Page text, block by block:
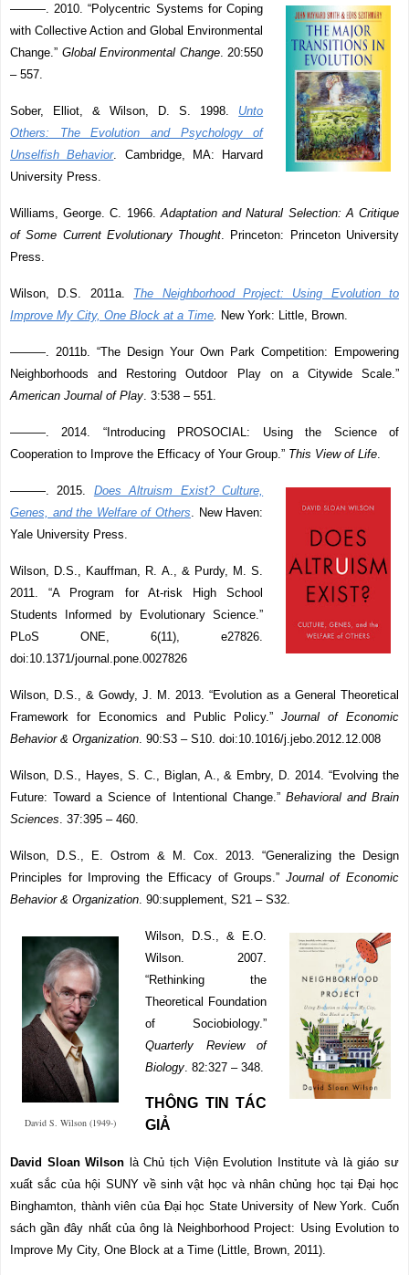
———. 2010. “Polycentric Systems for Coping
with Collective Action and Global Environmental
Change.” Global Environmental Change. 20:550
– 557.
Sober, Elliot, & Wilson, D. S. 1998. Unto
Others: The Evolution and Psychology of
Unselfish Behavior. Cambridge, MA: Harvard
University Press.
Williams, George. C. 1966. Adaptation and Natural Selection: A Critique
of Some Current Evolutionary Thought . Princeton: Princeton University
Press.
Wilson, D.S. 2011a. The Neighborhood Project: Using Evolution to
Improve My City, One Block at a Time
New York: Little, Brown.
———. 2011b. “The Design Your Own Park Competition: Empowering
Neighborhoods and Restoring Outdoor Play on a Citywide Scale.”
American Journal of Play . 3:538 – 551.
———. 2014. “Introducing PROSOCIAL: Using the Science of
Cooperation to Improve the Efficacy of Your Group.” This View of Life
———. 2015. Does Altruism Exist? Culture,
Genes, and the Welfare of Others . New Haven:
Yale University Press.
Wilson, D.S., Kauffman, R. A., & Purdy, M. S.
2011. “A Program for At-risk High School
Students Informed by Evolutionary Science.”
PLoS ONE, 6(11), e27826.
doi:10.1371/journal.pone.0027826
Wilson, D.S., & Gowdy, J. M. 2013. “Evolution as a General Theoretical
Framework for Economics and Public Policy.”Journal of Economic
Behavior & Organization . 90:S3 – S10. doi:10.1016/j.jebo.2012.12.008
Wilson, D.S., Hayes, S. C., Biglan, A., & Embry, D. 2014. “Evolving the
Future: Toward a Science of Intentional Change.” Behavioral and Brain
Sciences . 37:395 – 460.
Wilson, D.S., E. Ostrom & M. Cox. 2013. “Generalizing the Design
Principles for Improving the Efficacy of Groups.” Journal of Economic
Behavior & Organization . 90:supplement, S21 – S32.
David S. Wilson (1949-)
Wilson, D.S., & E.O.
Wilson. 2007.
“Rethinking the
Theoretical Foundation
of Sociobiology.”
Quarterly Review of
Biology. 82:327 – 348.
THÔNG TIN TÁC
GIẢ
David Sloan Wilson là Chủ tịch Viện Evolution Institute và là giáo sư
xuất sắc của hội SUNY về sinh vật học và nhân chủng học tại Đại học
Binghamton, thành viên của Đại học State University of New York. Cuốn
sách gần đây nhất của ông là Neighborhood Project: Using Evolution to
Improve My City, One Block at a Time (Little, Brown, 2011).